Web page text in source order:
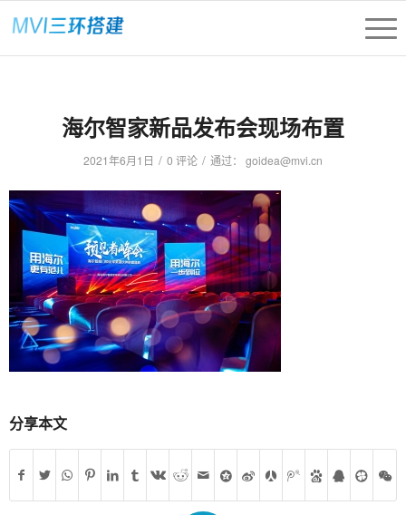
海尔智家新品发布会现场布置
2021年6月1日 / 0 评论 / 通过： goidea@mvi.cn
分享本文